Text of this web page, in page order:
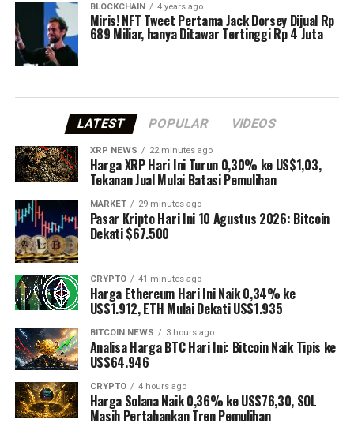
BLOCKCHAIN 4 years ago
Miris! NFT Tweet Pertama Jack Dorsey Dijual Rp
689 Miliar, hanya Ditawar Tertinggi Rp 4 Juta
LATEST POPULAR VIDEOS
XRP NEWS 22 minutes ago
Harga XRP Hari Ini Turun 0,30% ke US$1,03,
Tekanan Jual Mulai Batasi Pemulihan
MARKET 29 minutes ago
Pasar Kripto Hari Ini 10 Agustus 2026: Bitcoin
Dekati $67.500
CRYPTO 41 minutes ago
Harga Ethereum Hari Ini Naik 0,34% ke
US$1.912, ETH Mulai Dekati US$1.935
BITCOIN NEWS 3 hours ago
Analisa Harga BTC Hari Ini: Bitcoin Naik Tipis ke
US$64.946
CRYPTO 4 hours ago
Harga Solana Naik 0,36% ke US$76,30, SOL
Masih Pertahankan Tren Pemulihan